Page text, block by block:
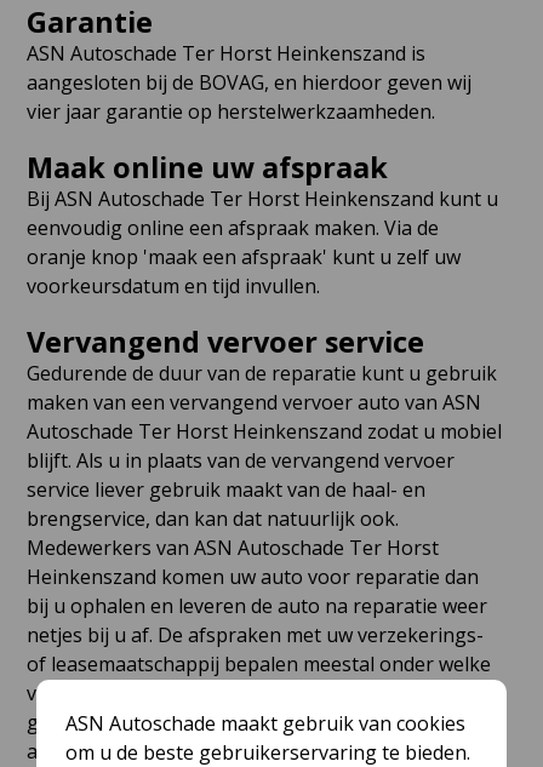
Garantie
ASN Autoschade Ter Horst Heinkenszand is
aangesloten bij de BOVAG, en hierdoor geven wij
vier jaar garantie op herstelwerkzaamheden.
Maak online uw afspraak
Bij ASN Autoschade Ter Horst Heinkenszand kunt u
eenvoudig online een afspraak maken. Via de
oranje knop 'maak een afspraak' kunt u zelf uw
voorkeursdatum en tijd invullen.
Vervangend vervoer service
Gedurende de duur van de reparatie kunt u gebruik
maken van een vervangend vervoer auto van ASN
Autoschade Ter Horst Heinkenszand zodat u mobiel
blijft. Als u in plaats van de vervangend vervoer
service liever gebruik maakt van de haal- en
brengservice, dan kan dat natuurlijk ook.
Medewerkers van ASN Autoschade Ter Horst
Heinkenszand komen uw auto voor reparatie dan
bij u ophalen en leveren de auto na reparatie weer
netjes bij u af. De afspraken met uw verzekerings-
of leasemaatschappij bepalen meestal onder welke
voorwaarden u gedurende de duur van de reparatie
gebruik kunt maken van het vervangend vervoer
aanbod of de haal- en brengservice. In veel gevallen
ASN Autoschade maakt gebruik van cookies
om u de beste gebruikerservaring te bieden.